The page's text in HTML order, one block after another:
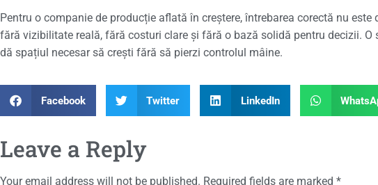
Pentru o companie de producție aflată în creștere, întrebarea corectă nu
fără vizibilitate reală, fără costuri clare și fără o bază solidă pentru decizii.
dă spațiul necesar să crești fără să pierzi controlul mâine.
Facebook Twitter LinkedIn
Leave a Reply
Your email address will not be published. Required fields are marked *